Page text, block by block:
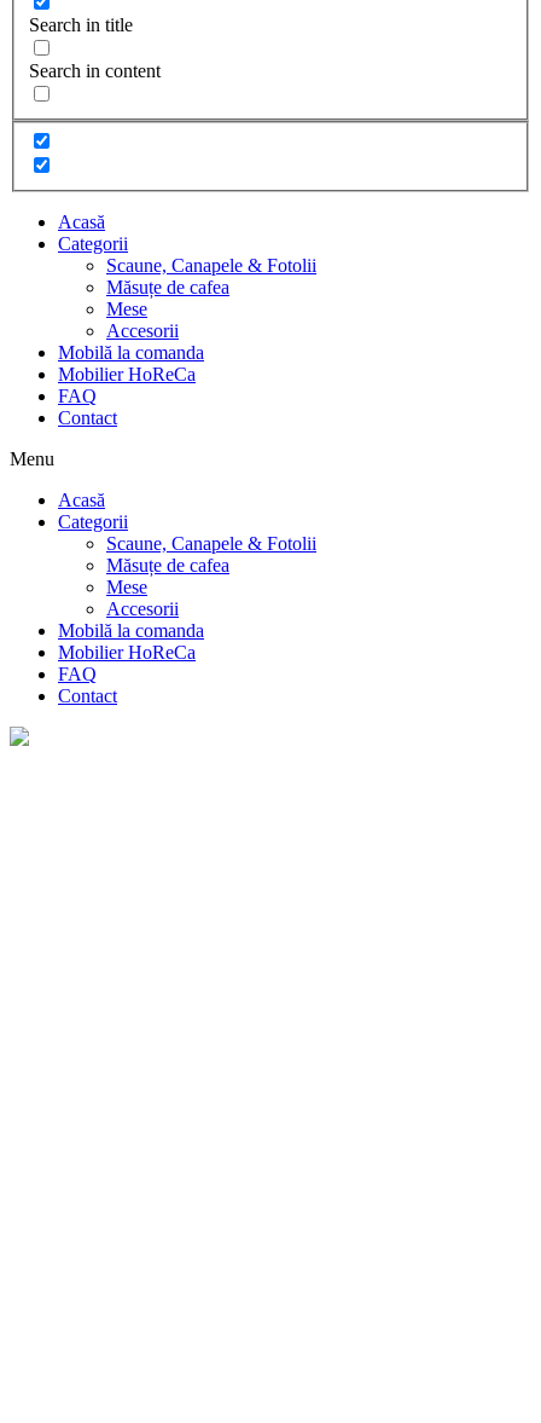
Search in title
Search in content
Acasă
Categorii
Scaune, Canapele & Fotolii
Măsuțe de cafea
Mese
Accesorii
Mobilă la comanda
Mobilier HoReCa
FAQ
Contact
Menu
Acasă
Categorii
Scaune, Canapele & Fotolii
Măsuțe de cafea
Mese
Accesorii
Mobilă la comanda
Mobilier HoReCa
FAQ
Contact